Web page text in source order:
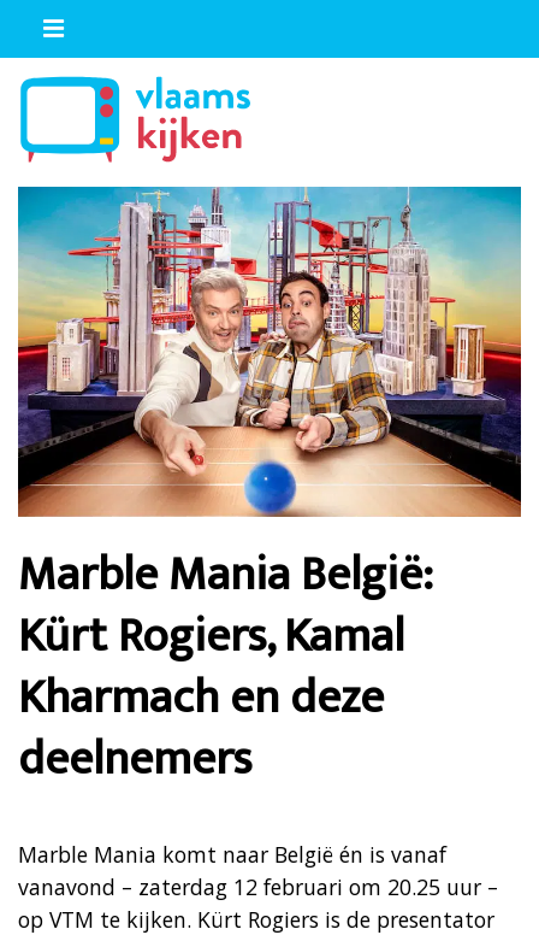
Marble Mania België:
Kürt Rogiers, Kamal
Kharmach en deze
deelnemers
Marble Mania komt naar België én is vanaf
vanavond – zaterdag 12 februari om 20.25 uur –
op VTM te kijken. Kürt Rogiers is de presentator